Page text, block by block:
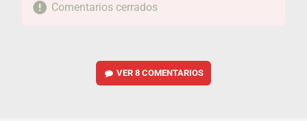
Comentarios cerrados
VER8 COMENTARIOS